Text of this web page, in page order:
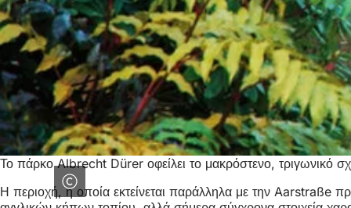
Το πάρκο Albrecht Dürer οφείλει το μακρόστενο, τριγωνικό
Η περιοχή, η οποία εκτείνεται παράλληλα με την Aarstraße